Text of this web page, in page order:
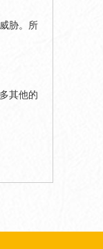
胁。所
其他的